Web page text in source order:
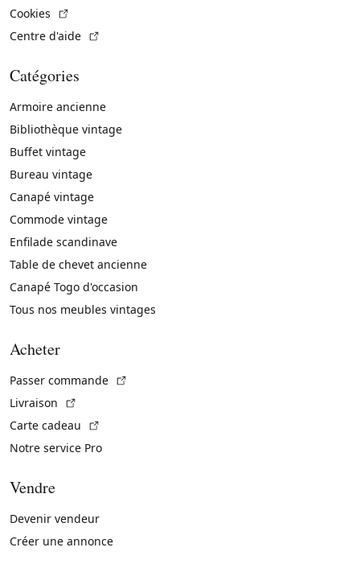
Cookies
Centre d'aide
Catégories
Armoire ancienne
Bibliothèque vintage
Buffet vintage
Bureau vintage
Canapé vintage
Commode vintage
Enfilade scandinave
Table de chevet ancienne
Canapé Togo d'occasion
Tous nos meubles vintages
Acheter
Passer commande
Livraison
Carte cadeau
Notre service Pro
Vendre
Devenir vendeur
Créer une annonce